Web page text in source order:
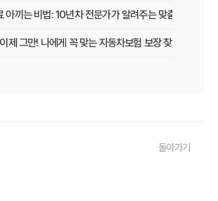
아끼는 비법: 10년차 전문가가 알려주는 맞춤형 설계 전
제 그만! 나에게 꼭 맞는 자동차보험 보장 찾는 법
자동차보험 가입 전 반드시 알아야 할 핵심 정보
돌아가기